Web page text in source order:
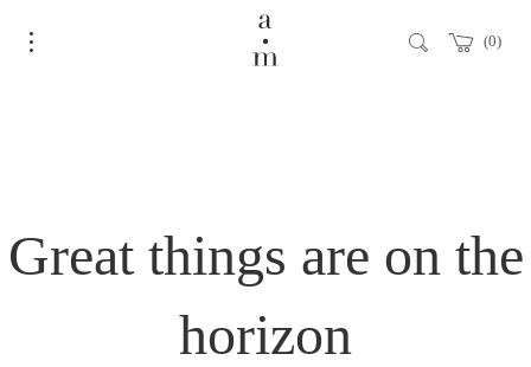
0
Great things are on the
horizon